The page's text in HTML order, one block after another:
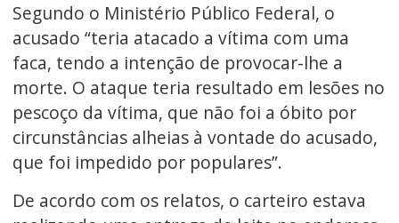
Segundo o Ministério Público Federal, o
acusado “teria atacado a vítima com uma
faca, tendo a intenção de provocar-lhe a
morte. O ataque teria resultado em lesões no
pescoço da vítima, que não foi a óbito por
circunstâncias alheias à vontade do acusado,
que foi impedido por populares”.
De acordo com os relatos, o carteiro estava